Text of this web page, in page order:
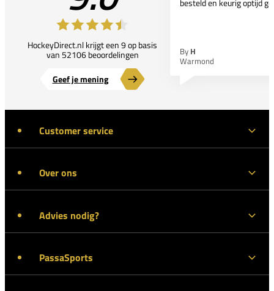
HockeyDirect.nl krijgt een 9 op basis
van 52106 beoordelingen
Geef je mening
By H
Warmond
Customer service
Over ons
Advies nodig?
PassaSports